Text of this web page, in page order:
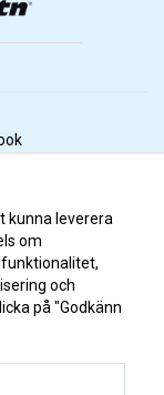
kunna leverera
om
och
på "Godkänn